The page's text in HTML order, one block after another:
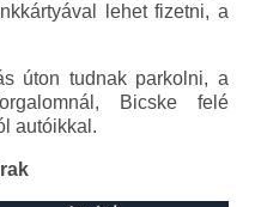
lehet fizetni, a
úton tudnak parkolni, a
Bicske felé
autóikkal.